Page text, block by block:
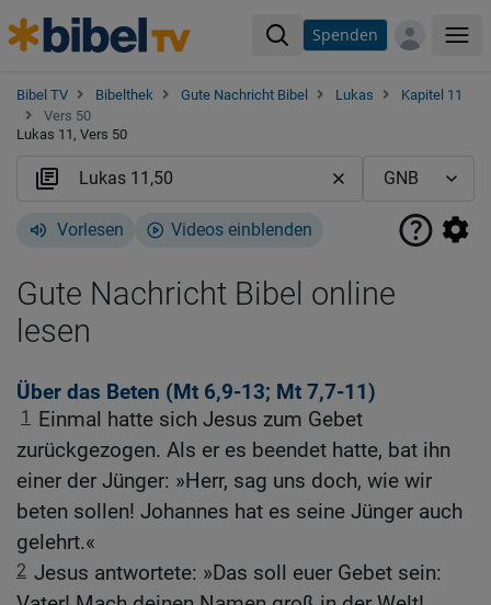
Spenden
Bibel TV Bibelthek Gute Nachricht Bibel Lukas
Kapitel 11
Vers 50
Lukas 11, Vers 50
Vorlesen Videos einblenden
Gute Nachricht Bibel online
lesen
Über das Beten (Mt 6,9-13; Mt 7,7-11)
1
Einmal hatte sich Jesus zum Gebet
zurückgezogen. Als er es beendet hatte, bat ihn
einer der Jünger: »Herr, sag uns doch, wie wir
beten sollen! Johannes hat es seine Jünger auch
gelehrt.«
2 Jesus antwortete: »Das soll euer Gebet sein: